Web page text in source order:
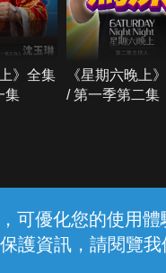
可優化您的使用
護資訊，請閱覽我
》全集
集
《星期六晚上
/ 第一季第二集
線上
中華電信股份有限公司個人